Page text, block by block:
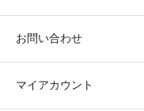
お問い合わせ
マイアカウント